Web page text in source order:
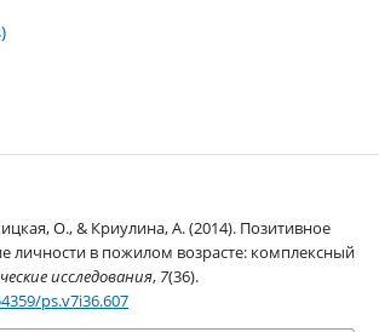
О., & Криулина, А. (2014). Позитивное
личности в пожилом возрасте: комплексный
исследования, 7(36).
ps.v7i36.607